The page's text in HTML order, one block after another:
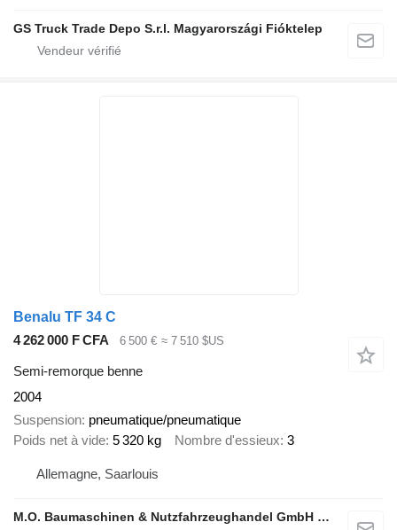
GS Truck Trade Depo S.r.l. Magyarországi Fióktelep
Benalu TF 34 C
4 262 000 F CFA
6 500 € ≈ 7 510 $US
Semi-remorque benne
2004
Suspension pneumatique/pneumatique
Poids net à vide 5 320 kg Nombre d'essieux 3
Allemagne, Saarlouis
M.O. Baumaschinen & Nutzfahrzeughandel GmbH & CO.